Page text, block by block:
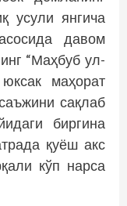
усули янгича
давом
“Маҳбуб ул-
маҳорат
сақлаб
биргина
қуёш акс
кўп нарса